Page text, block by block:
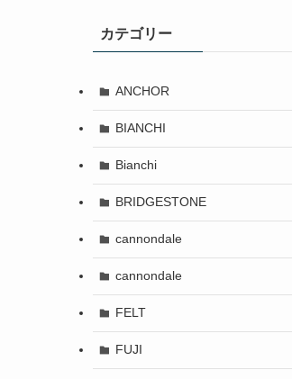
カテゴリー
ANCHOR
BIANCHI
Bianchi
BRIDGESTONE
cannondale
cannondale
FELT
FUJI